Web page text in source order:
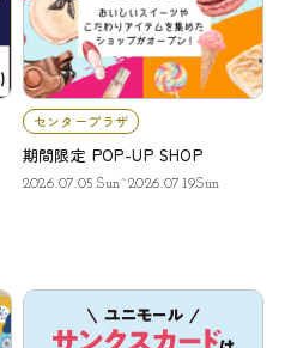
センタープラザ
期間限定 POP-UP SHOP
2026.07.05.Sun~2026.07.19.Sun